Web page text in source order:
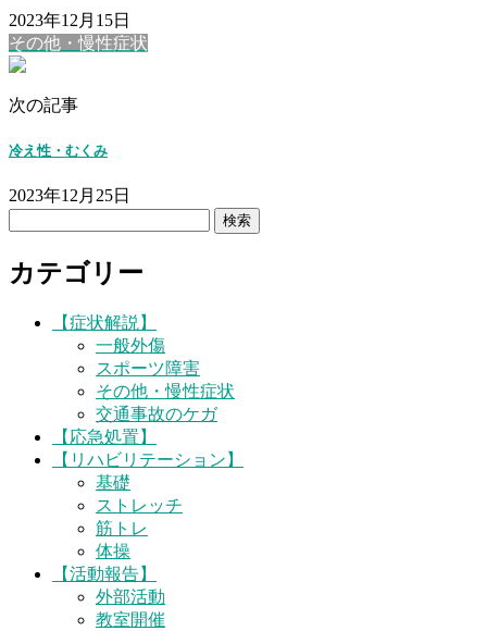
2023年12月15日
その他・慢性症状
次の記事
冷え性・むくみ
2023年12月25日
カテゴリー
【症状解説】
一般外傷
スポーツ障害
その他・慢性症状
交通事故のケガ
【応急処置】
【リハビリテーション】
基礎
ストレッチ
筋トレ
体操
【活動報告】
外部活動
教室開催